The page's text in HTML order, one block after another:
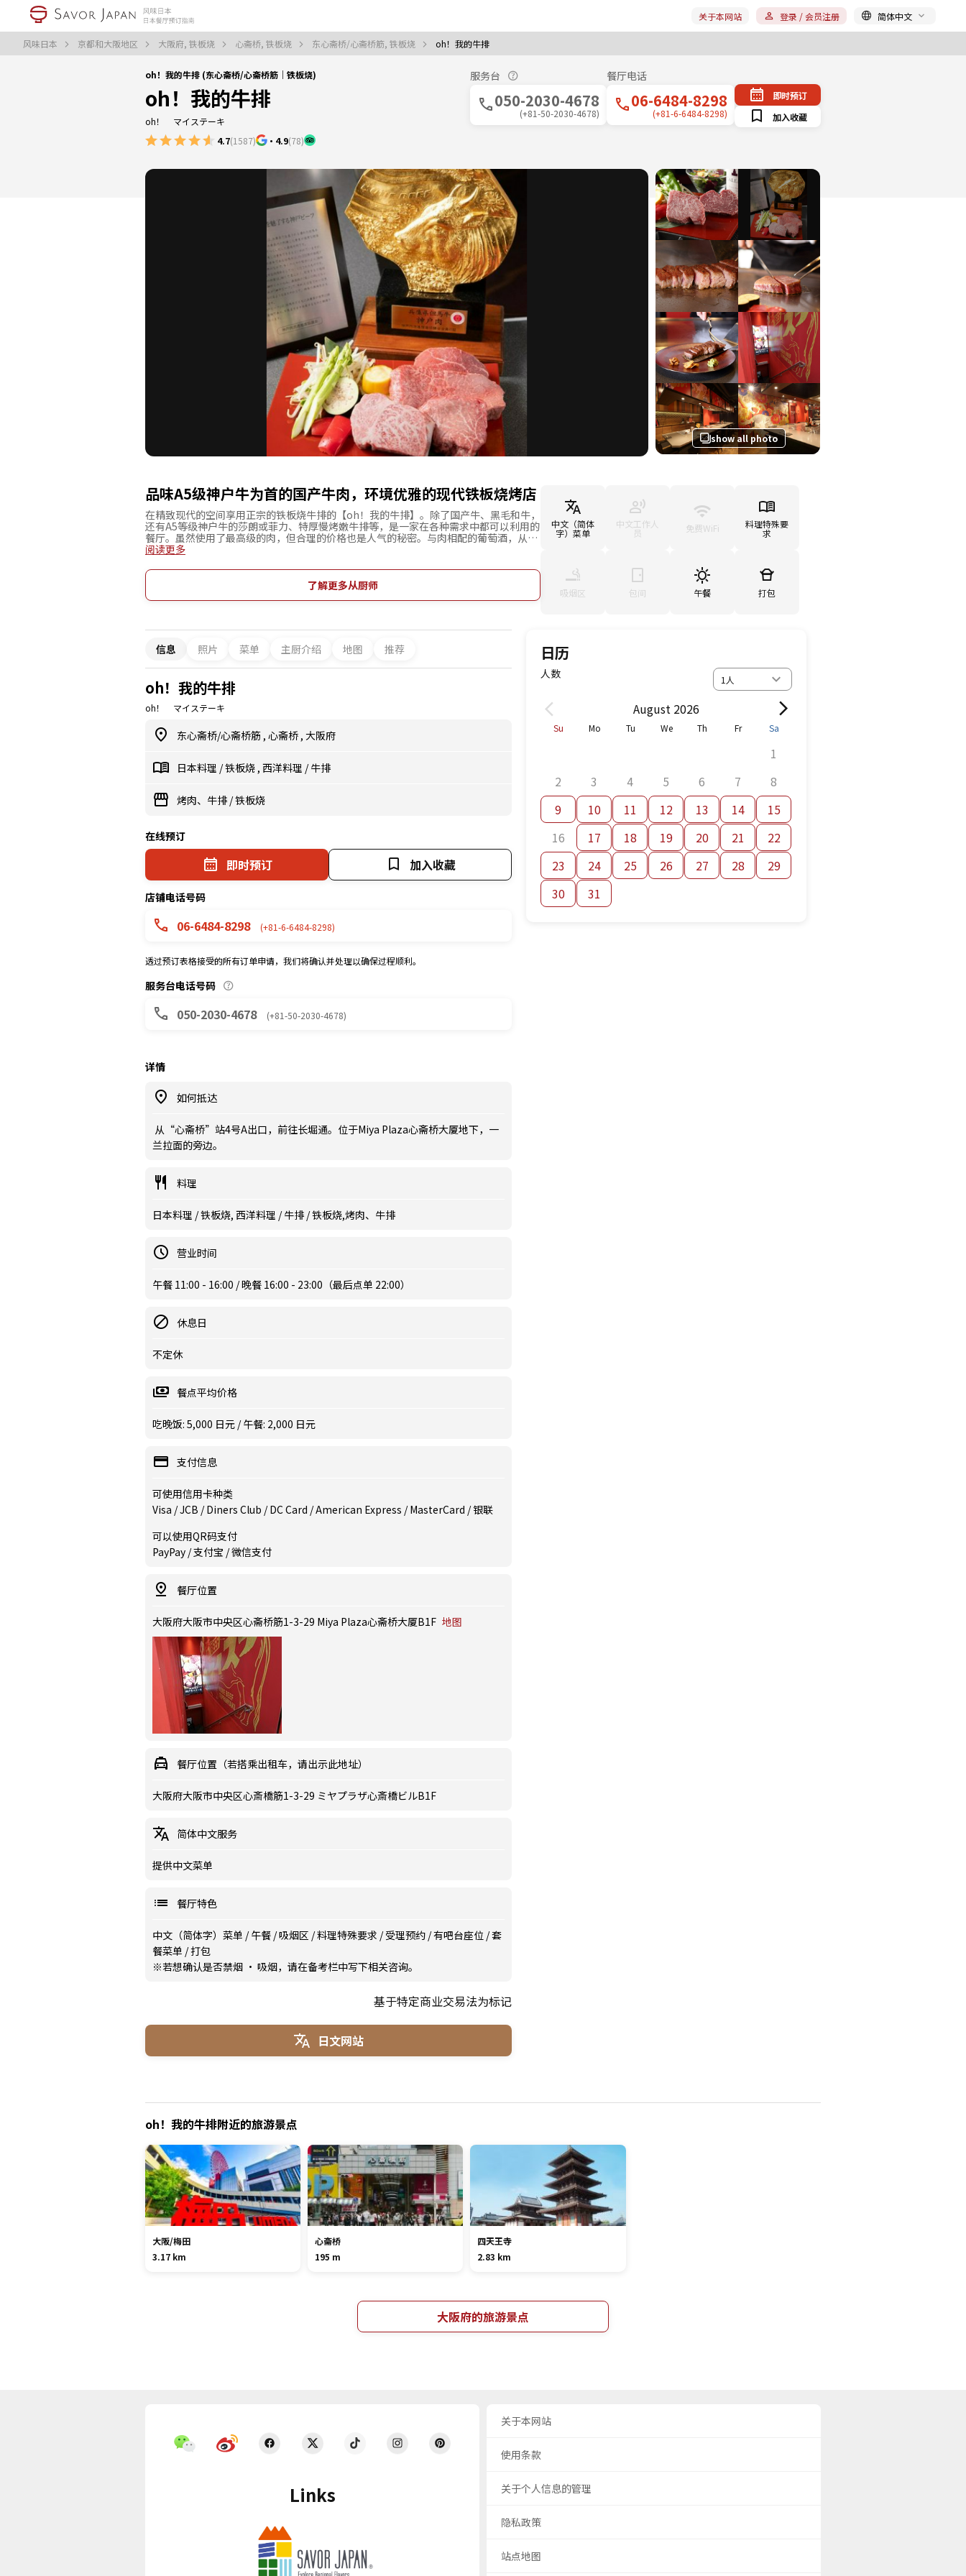
风味日本 京都和大阪地区 大阪府, 铁板烧 心斋桥, 铁板烧 东心斋桥/心斋桥筋, 铁板烧 oh！我的牛排
关于本网站 登录 / 会员注册 简体中文
oh！我的牛排 (东心斋桥/心斋桥筋｜铁板烧)
oh！我的牛排
oh！ マイステーキ
4.7(1587) ・ 4.9(78)
服务台
050-2030-4678
(+81-50-2030-4678)
餐厅电话
06-6484-8298
(+81-6-6484-8298)
即时预订
加入收藏
show all photo
品味A5级神户牛为首的国产牛肉，环境优雅的现代铁板烧烤店
在精致现代的空间享用正宗的铁板烧牛排的【oh！我的牛排】。除了国产牛、黑毛和牛，
还有A5等级神户牛的莎朗或菲力、特厚慢烤嫩牛排等，是一家在各种需求中都可以利用的
餐厅。虽然使用了最高级的肉，但合理的价格也是人气的秘密。与肉相配的葡萄酒，从杯
装葡萄酒到瓶装葡萄酒也应有尽有。充满热情的红墙餐厅内，柜台只有30个座位。在眼前
的约会、高档次的款待或奢华午餐的地点。
阅读更多
了解更多从厨师
中文（简体
字）菜单
中文工作人
员 免费WiFi 料理特殊要
求
吸烟区 包间 午餐 打包
信息 照片 菜单 主厨介绍 地图 推荐
oh！我的牛排
oh！ マイステーキ
东心斋桥/心斋桥筋 , 心斋桥 , 大阪府
日本料理 /铁板烧 , 西洋料理 /牛排
烤肉、牛排 /铁板烧
在线预订
即时预订 加入收藏
店铺电话号码
06-6484-8298 (+81-6-6484-8298)
透过预订表格接受的所有订单申请，我们将确认并处理以确保过程顺利。
服务台电话号码
050-2030-4678 (+81-50-2030-4678)
详情
如何抵达
从“心斋桥”站4号A出口，前往长堀通。位于Miya Plaza心斋桥大厦地下，一
兰拉面的旁边。
料理
日本料理 / 铁板烧, 西洋料理 / 牛排 / 铁板烧,烤肉、牛排
营业时间
午餐 11:00 - 16:00 / 晚餐 16:00 - 23:00（最后点单 22:00）
休息日
不定休
餐点平均价格
吃晚饭: 5,000 日元 / 午餐: 2,000 日元
支付信息
可使用信用卡种类
Visa / JCB / Diners Club / DC Card / American Express / MasterCard / 银联
可以使用QR码支付
PayPay / 支付宝 / 微信支付
餐厅位置
大阪府大阪市中央区心斋桥筋1-3-29 Miya Plaza心斋桥大厦B1F 地图
餐厅位置（若搭乘出租车，请出示此地址）
大阪府大阪市中央区心斎橋筋1-3-29 ミヤプラザ心斎橋ビルB1F
简体中文服务
提供中文菜单
餐厅特色
中文（简体字）菜单 /午餐 /吸烟区 /料理特殊要求 /受理预约 /有吧台座位 /套
餐菜单 /打包
※若想确认是否禁烟 · 吸烟，请在备考栏中写下相关咨询。
基于特定商业交易法为标记
日文网站
日历
人数
August 2026
Su Mo Tu We Th Fr Sa
1
2
3 4 5 6 7
8
9
10 11 12 13 14
15
16
17 18 19 20 21
22
23
24 25 26 27 28
29
30
31
oh！我的牛排附近的旅游景点
大阪/梅田
3.17 km
心斋桥
195 m
四天王寺
2.83 km
大阪府的旅游景点
Links
关于本网站
使用条款
关于个人信息的管理
隐私政策
站点地图